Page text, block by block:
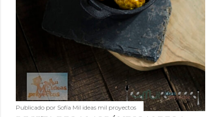
Publicado por Sofía Mil ideas mil proyectos